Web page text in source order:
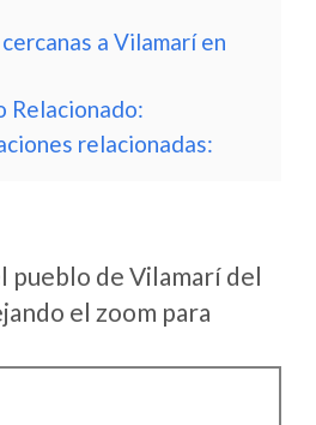
a Vilamarí en
Relacionado:
relacionadas:
pueblo de Vilamarí del
el zoom para